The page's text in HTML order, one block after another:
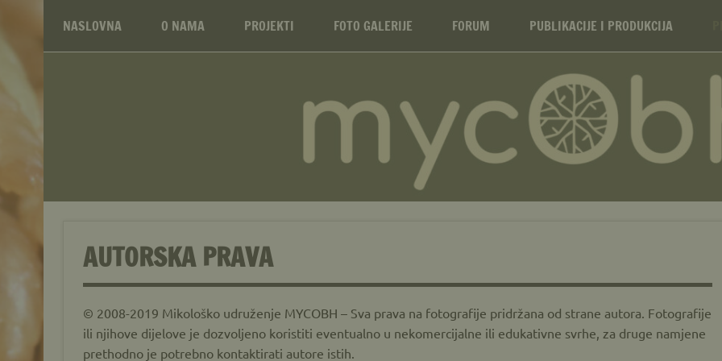
Mikološko udruženje MYCOBH – Mycological
NASLOVNA O NAMA PROJEKTI FOTO GALERIJE FORUM PUBLIKACIJE I PRODUKCIJA
AUTORSKA PRAVA
© 2008-2019 Mikološko udruženje MYCOBH – Sva prava na fotografije pridržana od strane autora. Fotografije
ili njihove dijelove je dozvoljeno koristiti eventualno u nekomercijalne ili edukativne svrhe, za druge namjene
prethodno je potrebno kontaktirati autore istih.